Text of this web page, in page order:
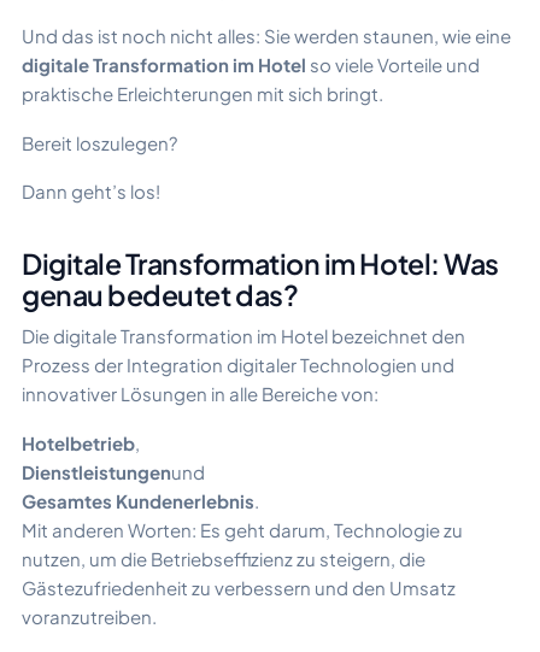
Und das ist noch nicht alles: Sie werden staunen, wie eine
digitale Transformation im Hotel so viele Vorteile und
praktische Erleichterungen mit sich bringt.
Bereit loszulegen?
Dann geht’s los!
Digitale Transformation im Hotel: Was
genau bedeutet das?
Die digitale Transformation im Hotel bezeichnet den
Prozess der Integration digitaler Technologien und
innovativer Lösungen in alle Bereiche von:
Hotelbetrieb,
Dienstleistungenund
Gesamtes Kundenerlebnis.
Mit anderen Worten: Es geht darum, Technologie zu
nutzen, um die Betriebseffizienz zu steigern, die
Gästezufriedenheit zu verbessern und den Umsatz
voranzutreiben.